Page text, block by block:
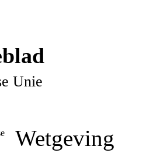
Unie
Wetgeving